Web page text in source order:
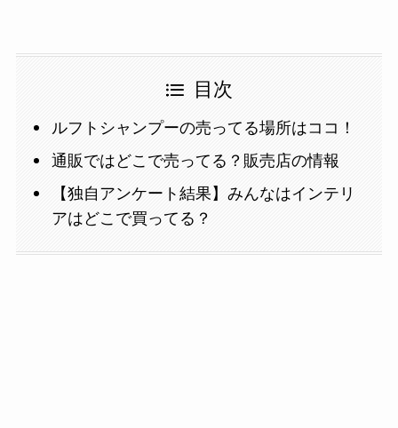
目次
ルフトシャンプーの売ってる場所はココ！
通販ではどこで売ってる？販売店の情報
【独自アンケート結果】みんなはインテリ
アはどこで買ってる？